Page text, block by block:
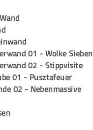
01 - Wolke Sieben
02 - Stippvisite
01 - Pusztafeuer
02 - Nebenmassive